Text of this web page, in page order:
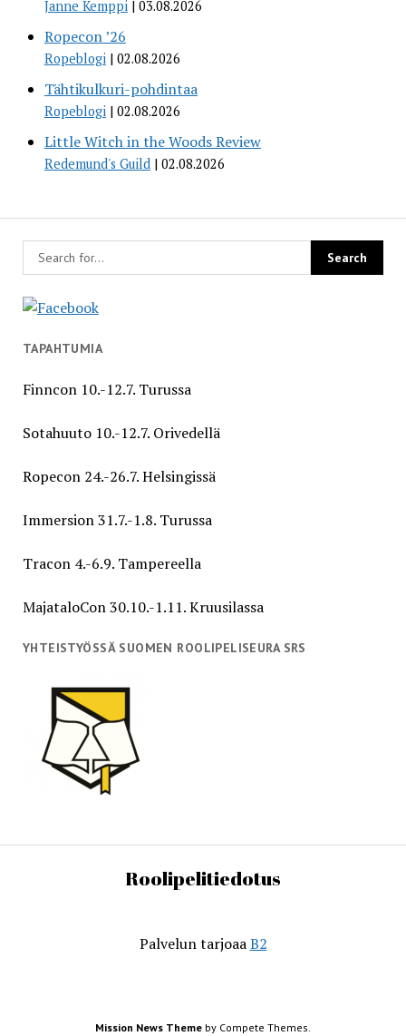
Janne Kemppi 03.08.2026
Ropecon ’26
Ropeblogi 02.08.2026
Tähtikulkuri-pohdintaa
Ropeblogi 02.08.2026
Little Witch in the Woods Review
Redemund's Guild 02.08.2026
TAPAHTUMIA
Finncon 10.-12.7. Turussa
Sotahuuto 10.-12.7. Orivedellä
Ropecon 24.-26.7. Helsingissä
Immersion 31.7.-1.8. Turussa
Tracon 4.-6.9. Tampereella
MajataloCon 30.10.-1.11. Kruusilassa
YHTEISTYÖSSÄ SUOMEN ROOLIPELISEURA SRS
Roolipelitiedotus
Palvelun tarjoaaB2
Mission News Theme by Compete Themes.